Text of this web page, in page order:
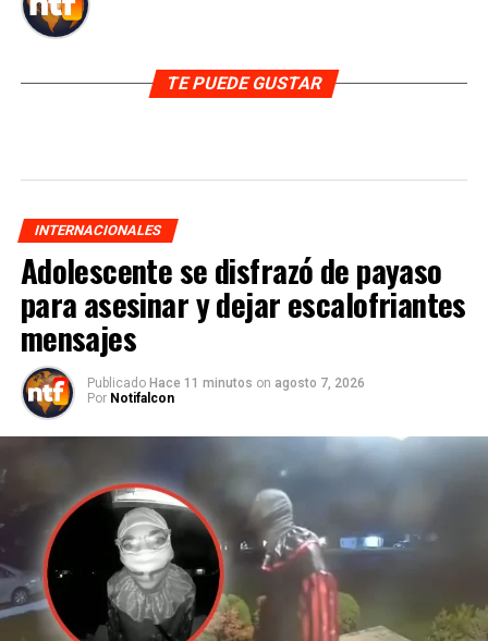
TE PUEDE GUSTAR
INTERNACIONALES
Adolescente se disfrazó de payaso
para asesinar y dejar escalofriantes
mensajes
Publicado Hace 11 minutos on agosto 7, 2026
Por Notifalcon